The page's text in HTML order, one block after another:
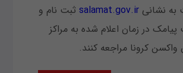
به نشانیsalamat.gov.ir ثبت نام و
در زمان اعلام شده به مراکز
کرونا مراجعه کنند.